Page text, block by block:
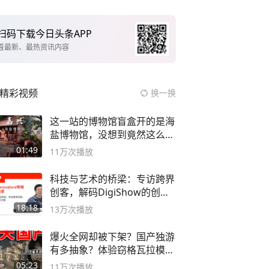
码下载今日头条APP
最新、最热资讯内容
精彩视频 换一换
01:49
这一站的博物馆盲盒开的是海
盐博物馆，没想到竟然这么好
逛！
11万次播放
18:18
科技与艺术的桥梁：专访跨界
创客，解码DigiShow的创新
之路
13万次播放
05:23
爆火全网却被下架？国产独游
有多抽象？体验窃格瓦拉模拟
器！